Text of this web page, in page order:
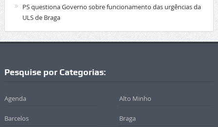
PS questiona Governo sobre funcionamento das urgências da
ULS de Braga
Pesquise por Categorias:
Agenda Alto Minho
Barcelos Braga